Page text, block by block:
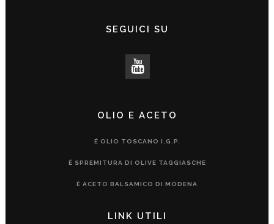
SEGUICI SU
OLIO E ACETO
É OLIO TOSCANO I.G.P.
É SPREMITURA DI OLIVE TAGGIASCHE
É ACETO BALSAMICO DI MODENA
LINK UTILI